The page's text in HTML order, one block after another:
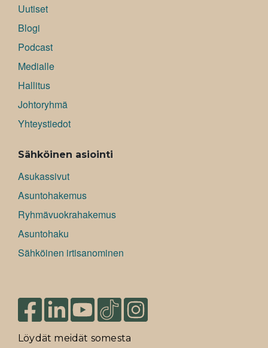
Uutiset
Blogi
Podcast
Medialle
Hallitus
Johtoryhmä
Yhteystiedot
Sähköinen asiointi
Asukassivut
Asuntohakemus
Ryhmävuokrahakemus
Asuntohaku
Sähköinen irtisanominen
Löydät meidät somesta